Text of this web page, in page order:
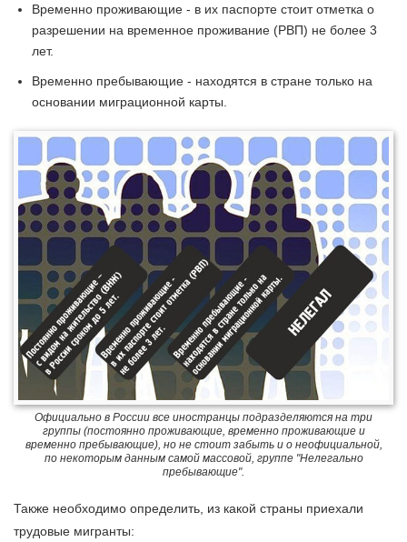
Временно проживающие - в их паспорте стоит отметка о
разрешении на временное проживание (РВП) не более 3
лет.
Временно пребывающие - находятся в стране только на
основании миграционной карты.
Официально в России все иностранцы подразделяются на три
группы (постоянно проживающие, временно проживающие и
временно пребывающие), но не стоит забыть и о неофициальной,
по некоторым данным самой массовой, группе "Нелегально
пребывающие".
Также необходимо определить, из какой страны приехали
трудовые мигранты: